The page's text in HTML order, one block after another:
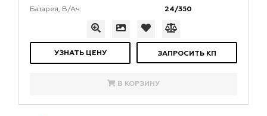
Батарея, В/Ач: 24/350
УЗНАТЬ ЦЕНУ ЗАПРОСИТЬ КП
В КОРЗИНУ